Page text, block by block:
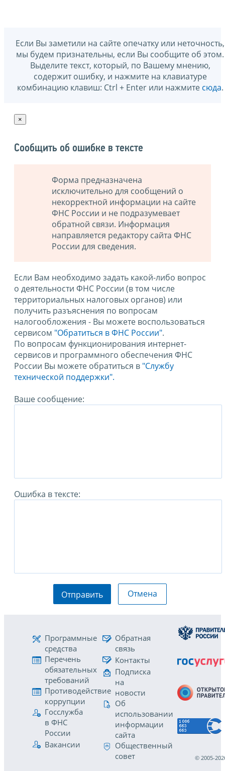
Если Вы заметили на сайте опечатку или неточность,
мы будем признательны, если Вы сообщите об этом.
Выделите текст, который, по Вашему мнению,
содержит ошибку, и нажмите на клавиатуре
комбинацию клавиш: Ctrl + Enter или нажмите сюда.
×
Сообщить об ошибке в тексте
Форма предназначена
исключительно для сообщений о
некорректной информации на сайте
ФНС России и не подразумевает
обратной связи. Информация
направляется редактору сайта ФНС
России для сведения.
Если Вам необходимо задать какой-либо вопрос
о деятельности ФНС России (в том числе
территориальных налоговых органов) или
получить разъяснения по вопросам
налогообложения - Вы можете воспользоваться
сервисом "Обратиться в ФНС России".
По вопросам функционирования интернет-
сервисов и программного обеспечения ФНС
России Вы можете обратиться в "Службу
технической поддержки".
Ваше сообщение:
Ошибка в тексте:
Отправить Отмена
Программные
средства
Перечень
обязательных
требований
Противодействие
коррупции
Госслужба
в ФНС
России
Вакансии
Обратная
связь
Контакты
Подписка
на
новости
Об
использовании
информации
сайта
Общественный
совет
© 2005-